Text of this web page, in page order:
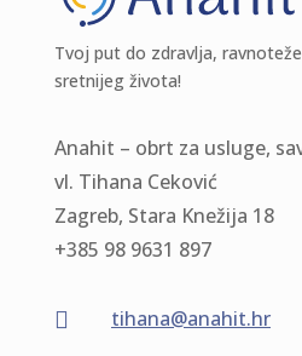
Tvoj put do zdravlja,
sretnijeg života!
Anahit – obrt za usluge,
vl. Tihana Ceković
Zagreb, Stara Knežija 18
+385 98 9631 897
 tihana@anahit.hr